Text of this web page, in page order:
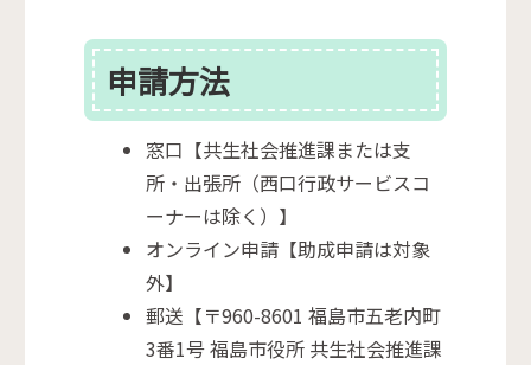
申請方法
窓口【共生社会推進課または支
所・出張所（西口行政サービスコ
ーナーは除く）】
オンライン申請【助成申請は対象
外】
郵送【〒960-8601 福島市五老内町
3番1号 福島市役所 共生社会推進課